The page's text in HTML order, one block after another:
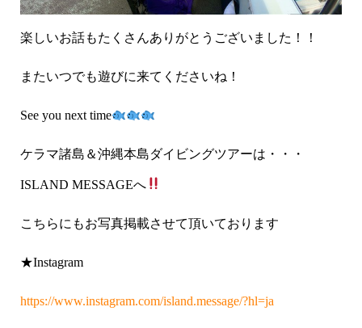
楽しいお話もたくさんありがとうございました！！
またいつでも遊びに来てくださいね！
See you next time
ケラマ諸島＆沖縄本島ダイビングツアーは・・・
ISLAND MESSAGEへ
こちらにもお写真掲載させて頂いております
★Instagram
https://www.instagram.com/island.message/?hl=ja